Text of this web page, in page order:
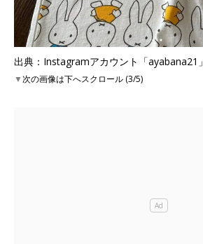
出典：Instagramアカウント「ayabana21」
▼次の画像は下へスクロール (3/5)